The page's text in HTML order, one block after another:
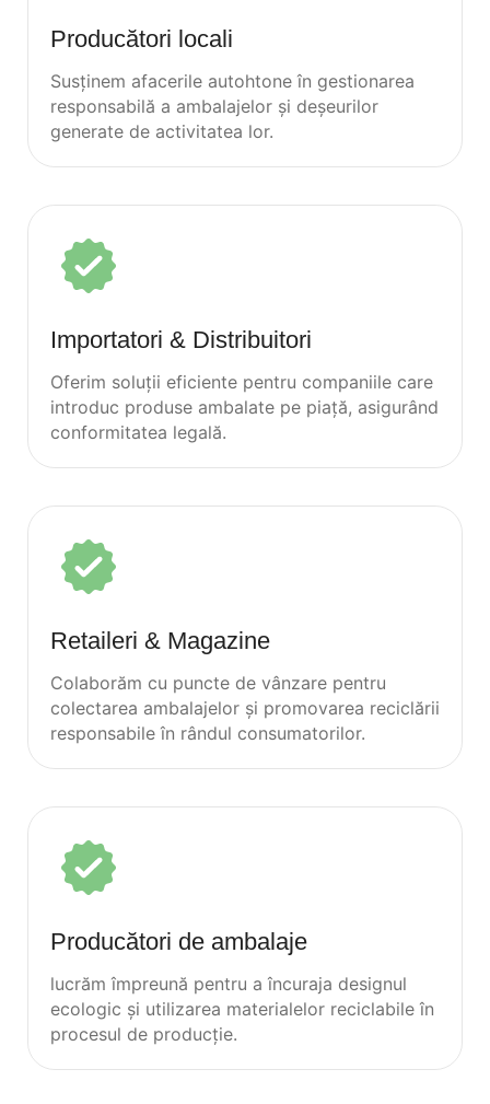
Producători locali
Susținem afacerile autohtone în gestionarea
responsabilă a ambalajelor și deșeurilor
generate de activitatea lor.
Importatori & Distribuitori
Oferim soluții eficiente pentru companiile care
introduc produse ambalate pe piață, asigurând
conformitatea legală.
Retaileri & Magazine
Colaborăm cu puncte de vânzare pentru
colectarea ambalajelor și promovarea reciclării
responsabile în rândul consumatorilor.
Producători de ambalaje
lucrăm împreună pentru a încuraja designul
ecologic și utilizarea materialelor reciclabile în
procesul de producție.